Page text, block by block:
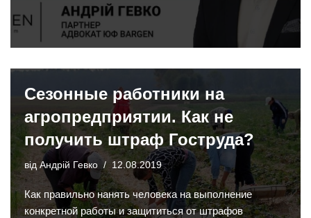
Сезонные работники на
агропредприятии. Как не
получить штраф Гоструда?
від Андрій Гевко 12.08.2019
Как правильно нанять человека на выполнение
конкретной работы и защититься от штрафов